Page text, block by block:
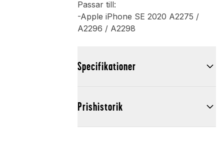
Passar till:
-Apple iPhone SE 2020 A2275 /
A2296 / A2298
Specifikationer
Prishistorik